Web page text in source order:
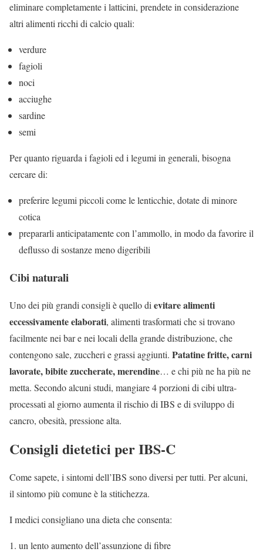
eliminare completamente i latticini, prendete in considerazione
altri alimenti ricchi di calcio quali:
verdure
fagioli
noci
acciughe
sardine
semi
Per quanto riguarda i fagioli ed i legumi in generali, bisogna
cercare di:
preferire legumi piccoli come le lenticchie, dotate di minore
cotica
prepararli anticipatamente con l’ammollo, in modo da favorire il
deflusso di sostanze meno digeribili
Cibi naturali
Uno dei più grandi consigli è quello di evitare alimenti
eccessivamente elaborati, alimenti trasformati che si trovano
facilmente nei bar e nei locali della grande distribuzione, che
contengono sale, zuccheri e grassi aggiunti. Patatine fritte, carni
lavorate, bibite zuccherate, merendine… e chi più ne ha più ne
metta. Secondo alcuni studi, mangiare 4 porzioni di cibi ultra-
processati al giorno aumenta il rischio di IBS e di sviluppo di
cancro, obesità, pressione alta.
Consigli dietetici per IBS-C
Come sapete, i sintomi dell’IBS sono diversi per tutti. Per alcuni,
il sintomo più comune è la stitichezza.
I medici consigliano una dieta che consenta:
un lento aumento dell’assunzione di fibre